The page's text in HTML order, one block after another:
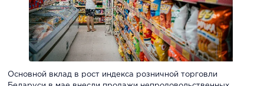
Основной вклад в рост индекса розничной торговли